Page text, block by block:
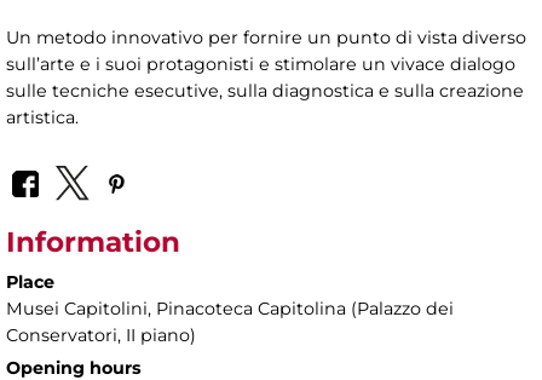
Un metodo innovativo per fornire un punto di vista diverso
sull’arte e i suoi protagonisti e stimolare un vivace dialogo
sulle tecniche esecutive, sulla diagnostica e sulla creazione
artistica.
Information
Place
Musei Capitolini, Pinacoteca Capitolina (Palazzo dei
Conservatori, II piano)
Opening hours